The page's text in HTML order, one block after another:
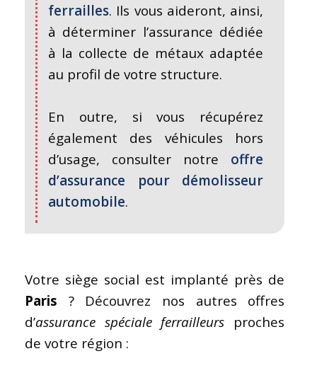
ferrailles. Ils vous aideront, ainsi,
à déterminer l’assurance dédiée
à la collecte de métaux adaptée
au profil de votre structure.
En outre, si vous récupérez
également des véhicules hors
d’usage, consulter notre offre
d’assurance pour démolisseur
automobile.
Votre siège social est implanté près de
Paris ? Découvrez nos autres offres
d’assurance spéciale ferrailleurs proches
de votre région :